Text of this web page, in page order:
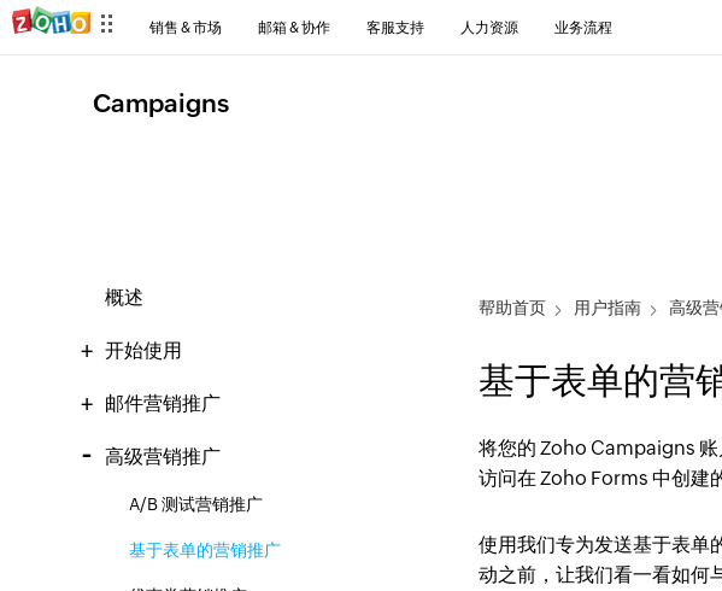
销售 & 市场 邮箱 & 协作 客服支持 人力资源 业务流程
Campaigns
概述
开始使用
邮件营销推广
高级营销推广
A/B 测试营销推广
基于表单的营销推广
帮助首页 用户指南 高级
基于表单的营
将您的 Zoho Campaigns
访问在 Zoho Forms 中创建
使用我们专为发送基于表单
动之前，让我们看一看如何